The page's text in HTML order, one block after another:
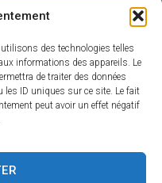
des technologies telles
informations des appareils. Le
de traiter des données
les ID uniques sur ce site. Le fait
peut avoir un effet négatif